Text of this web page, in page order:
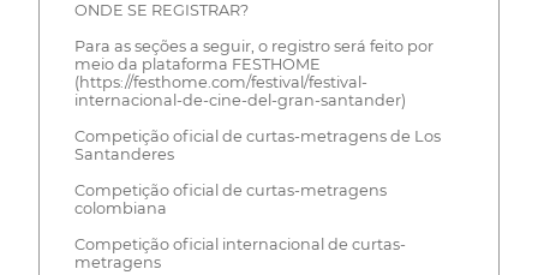
ONDE SE REGISTRAR?
Para as seções a seguir, o registro será feito por
meio da plataforma FESTHOME
(https://festhome.com/festival/festival-
internacional-de-cine-del-gran-santander)
Competição oficial de curtas-metragens de Los
Santanderes
Competição oficial de curtas-metragens
colombiana
Competição oficial internacional de curtas-
metragens